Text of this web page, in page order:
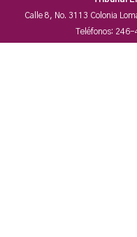
Calle 8, No. 3113 Colonia
Teléfonos: